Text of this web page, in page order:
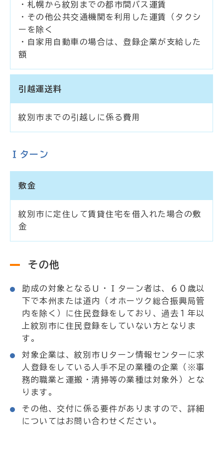
・札幌から紋別までの都市間バス運賃
・その他公共交通機関を利用した運賃（タクシ
ーを除く
・自家用自動車の場合は、登録企業が支給した
額
引越運送料
紋別市までの引越しに係る費用
Ｉターン
敷金
紋別市に定住して賃貸住宅を借入れた場合の敷
金
その他
助成の対象となるＵ・Ｉターン者は、６０歳以
下で本州または道内（オホーツク総合振興局管
内を除く）に住民登録をしており、過去１年以
上紋別市に住民登録をしていない方となりま
す。
対象企業は、紋別市Ｕターン情報センターに求
人登録をしている人手不足の業種の企業（※事
務的職業と運搬・清掃等の業種は対象外）とな
ります。
その他、交付に係る要件がありますので、詳細
についてはお問い合わせください。